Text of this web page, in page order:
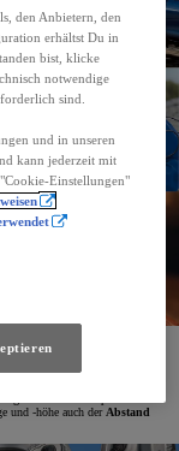
Güter wie Europaletten
und -höhe auch der Abstand
den Anbietern, den
erhältst Du in
bist, klicke
notwendige
sind.
und in unseren
kann jederzeit mit
Einstellungen"